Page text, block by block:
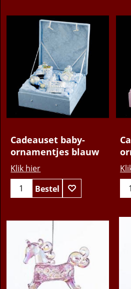
€59.95
Cadeauset baby-
ornamentjes blauw
Klik hier
Bestel
€